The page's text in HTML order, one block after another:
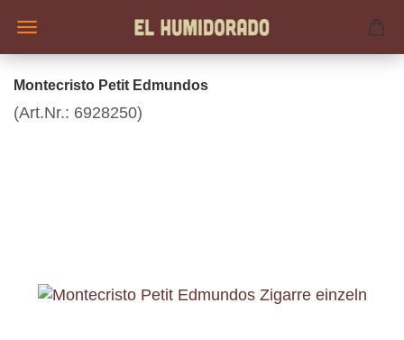
Montecristo Petit Edmundos
(Art.Nr.: 6928250)